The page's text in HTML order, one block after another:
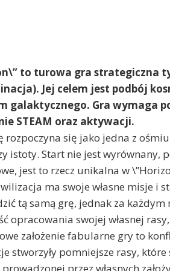
to turowa gra strategiczna
Jej celem jest podbój
galaktycznego. Gra wymaga
STEAM oraz aktywacji.
rozpoczyna się jako jedna z
istoty. Start nie jest wyrównany,
jest to rzecz unikalna w
ma swoje własne misje i
tą samą grę, jednak za
opracowania swojej własnej
założenie fabularne gry to
stworzyły pomniejsze rasy,